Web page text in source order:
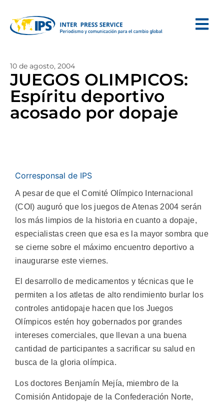
10 de agosto, 2004
JUEGOS OLIMPICOS:
Espíritu deportivo
acosado por dopaje
Corresponsal de IPS
A pesar de que el Comité Olímpico Internacional
(COI) auguró que los juegos de Atenas 2004 serán
los más limpios de la historia en cuanto a dopaje,
especialistas creen que esa es la mayor sombra que
se cierne sobre el máximo encuentro deportivo a
inaugurarse este viernes.
El desarrollo de medicamentos y técnicas que le
permiten a los atletas de alto rendimiento burlar los
controles antidopaje hacen que los Juegos
Olímpicos estén hoy gobernados por grandes
intereses comerciales, que llevan a una buena
cantidad de participantes a sacrificar su salud en
busca de la gloria olímpica.
Los doctores Benjamín Mejía, miembro de la
Comisión Antidopaje de la Confederación Norte,